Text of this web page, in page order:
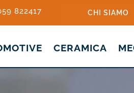
822417 CHI SIAMO
CERAMICA